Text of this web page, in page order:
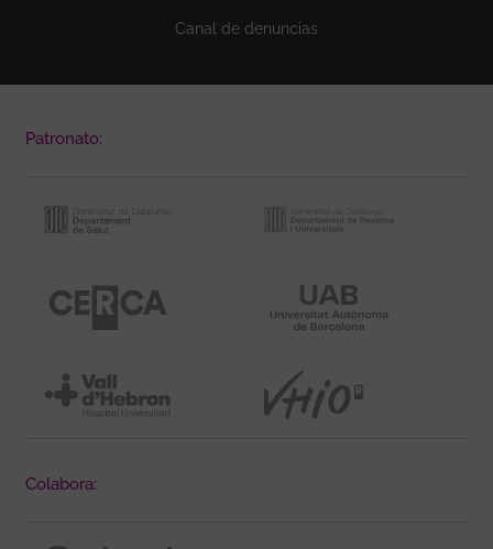
Canal de denuncias
Patronato:
Colabora: